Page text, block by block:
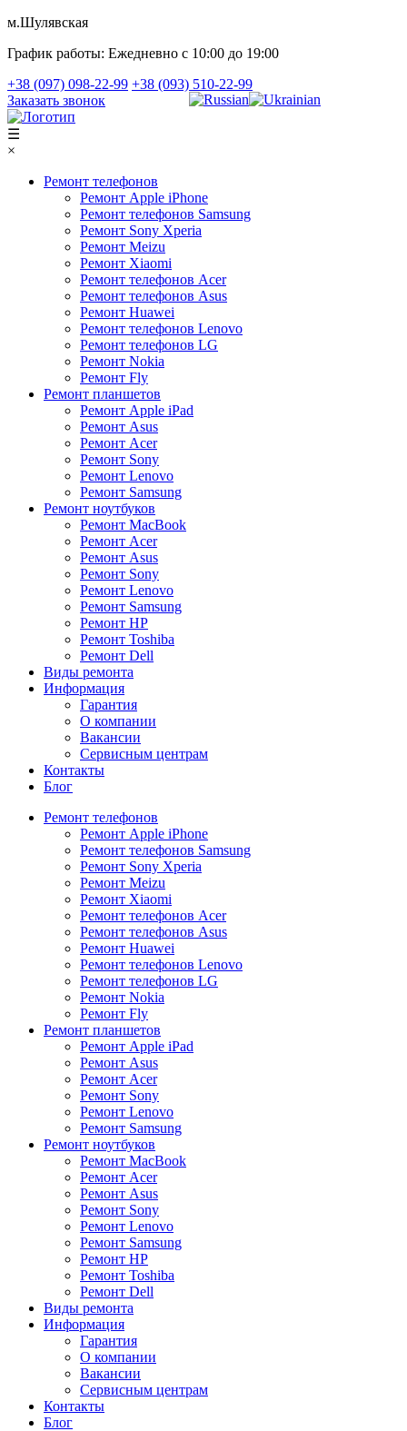
м.Шулявская
График работы: Ежедневно с 10:00 до 19:00
+38 (097) 098-22-99 +38 (093) 510-22-99
Заказать звонок
☰
×
Ремонт телефонов
Ремонт Apple iPhone
Ремонт телефонов Samsung
Ремонт Sony Xperia
Ремонт Meizu
Ремонт Xiaomi
Ремонт телефонов Acer
Ремонт телефонов Asus
Ремонт Huawei
Ремонт телефонов Lenovo
Ремонт телефонов LG
Ремонт Nokia
Ремонт Fly
Ремонт планшетов
Ремонт Apple iPad
Ремонт Asus
Ремонт Acer
Ремонт Sony
Ремонт Lenovo
Ремонт Samsung
Ремонт ноутбуков
Ремонт MacBook
Ремонт Acer
Ремонт Asus
Ремонт Sony
Ремонт Lenovo
Ремонт Samsung
Ремонт HP
Ремонт Toshiba
Ремонт Dell
Виды ремонта
Информация
Гарантия
О компании
Вакансии
Сервисным центрам
Контакты
Блог
Ремонт телефонов
Ремонт Apple iPhone
Ремонт телефонов Samsung
Ремонт Sony Xperia
Ремонт Meizu
Ремонт Xiaomi
Ремонт телефонов Acer
Ремонт телефонов Asus
Ремонт Huawei
Ремонт телефонов Lenovo
Ремонт телефонов LG
Ремонт Nokia
Ремонт Fly
Ремонт планшетов
Ремонт Apple iPad
Ремонт Asus
Ремонт Acer
Ремонт Sony
Ремонт Lenovo
Ремонт Samsung
Ремонт ноутбуков
Ремонт MacBook
Ремонт Acer
Ремонт Asus
Ремонт Sony
Ремонт Lenovo
Ремонт Samsung
Ремонт HP
Ремонт Toshiba
Ремонт Dell
Виды ремонта
Информация
Гарантия
О компании
Вакансии
Сервисным центрам
Контакты
Блог